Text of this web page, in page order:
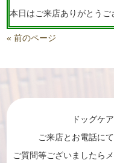
本日はご来店ありがとうご
« 前のページ
ドッグケ
ご来店とお電話に
ご質問等ございましたら